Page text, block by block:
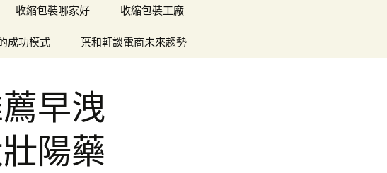
收縮包裝哪家好 收縮包裝工廠
成功模式 葉和軒談電商未來趨勢
早洩
陽藥